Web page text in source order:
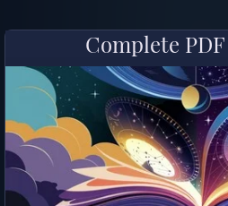
Complete